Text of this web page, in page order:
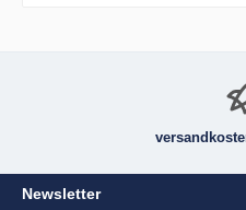
Newsletter